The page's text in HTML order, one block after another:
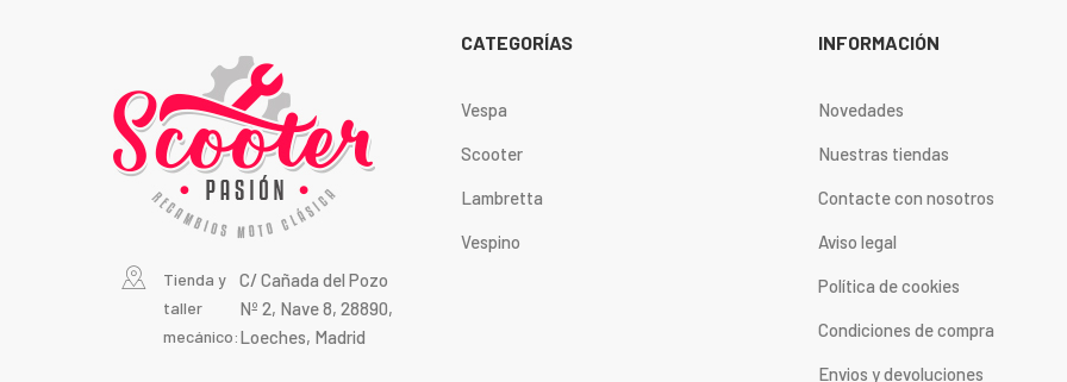
Tienda y
taller
mecánico:
C/ Cañada del Pozo
Nº 2, Nave 8, 28890,
Loeches, Madrid
CATEGORÍAS
Vespa
Scooter
Lambretta
Vespino
INFORMACIÓN
Novedades
Nuestras tiendas
Contacte con nosotros
Aviso legal
Política de cookies
Condiciones de compra
Envios y devoluciones